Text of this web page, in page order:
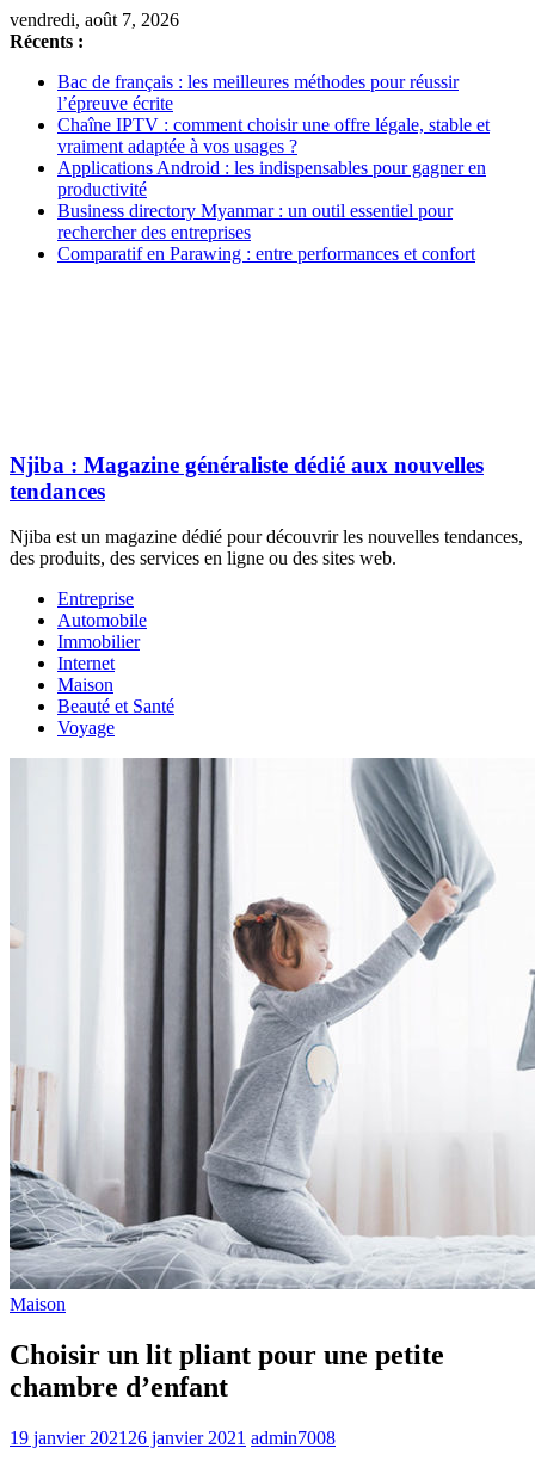
vendredi, août 7, 2026
Récents :
Bac de français : les meilleures méthodes pour réussir
l’épreuve écrite
Chaîne IPTV : comment choisir une offre légale, stable et
vraiment adaptée à vos usages ?
Applications Android : les indispensables pour gagner en
productivité
Business directory Myanmar : un outil essentiel pour
rechercher des entreprises
Comparatif en Parawing : entre performances et confort
Njiba : Magazine généraliste dédié aux nouvelles
tendances
Njiba est un magazine dédié pour découvrir les nouvelles tendances,
des produits, des services en ligne ou des sites web.
Entreprise
Automobile
Immobilier
Internet
Maison
Beauté et Santé
Voyage
Maison
Choisir un lit pliant pour une petite
chambre d’enfant
19 janvier 2021 26 janvier 2021 admin7008